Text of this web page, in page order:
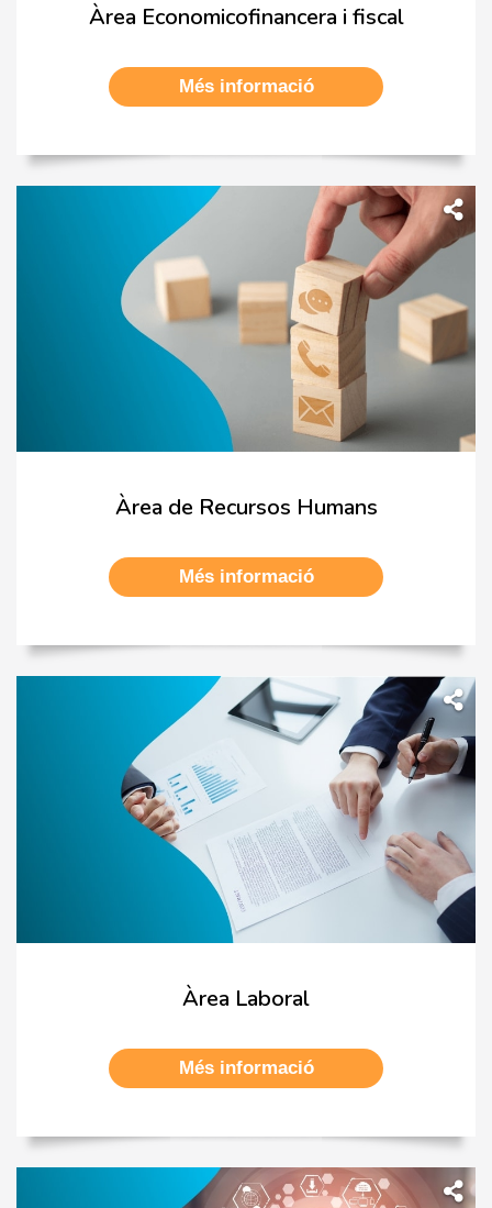
Àrea Economicofinancera i fiscal
Més informació
Àrea de Recursos Humans
Més informació
Àrea Laboral
Més informació